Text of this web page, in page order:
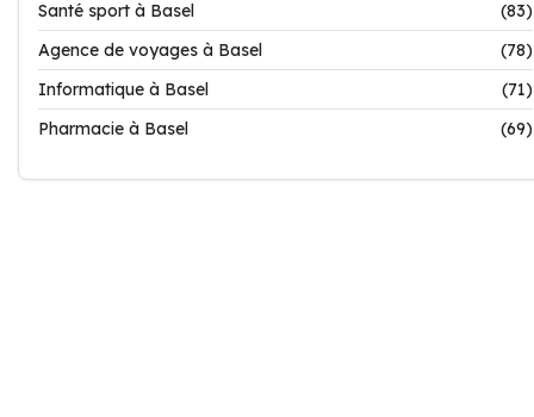
Santé sport à Basel
(83)
Agence de voyages à Basel
(78)
Informatique à Basel
(71)
Pharmacie à Basel
(69)